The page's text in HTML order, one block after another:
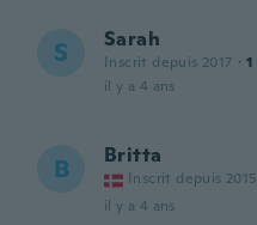
S Sarah
Inscrit depuis 2017 · 1
il y a 4 ans
B Britta
Inscrit depuis 2015
il y a 4 ans